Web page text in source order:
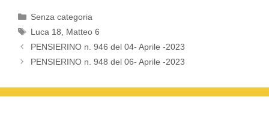
Categorie
Senza categoria
Tag
Luca 18, Matteo 6
PENSIERINO n. 946 del 04- Aprile -2023
PENSIERINO n. 948 del 06- Aprile -2023